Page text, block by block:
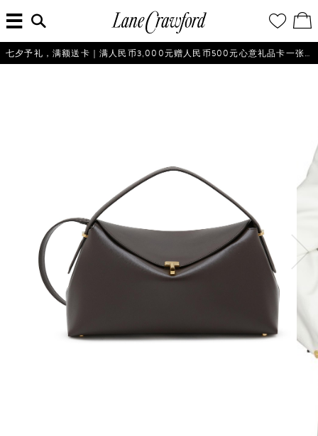
佛
探
的
愿
望
清
单
看
／
修
改
购
单
入
搜
索
信
息...
七夕予礼，满额送卡｜满人民币3,000元赠人民币500元心意礼品卡一张，仅限不产生退货的会员参与。